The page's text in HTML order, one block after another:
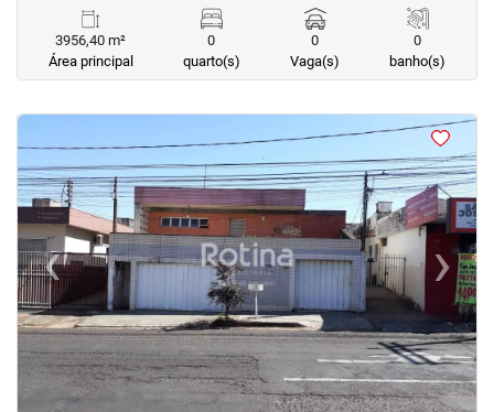
3956,40 m²
Área principal
0
quarto(s)
0
Vaga(s)
0
banho(s)
<
‹Previous ›Next